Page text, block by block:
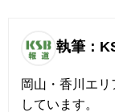
執筆：
岡山・香川エ
しています。